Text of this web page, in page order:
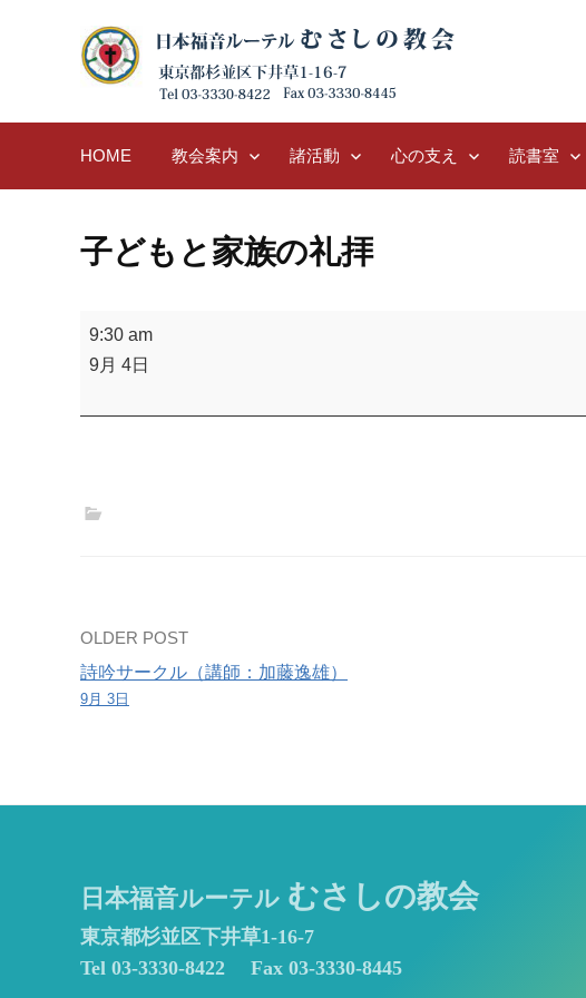
HOME 教会案内 諸活動 心の支え 読書室
子どもと家族の礼拝
子
ど
と
の
9:30 am
9月 4日
Post
navigation
OLDER POST
詩吟サークル（講師：加藤逸雄）
9月 3日
日本福音ルーテル むさしの教会
東京都杉並区下井草1-16-7
Tel 03-3330-8422
Fax 03-3330-8445